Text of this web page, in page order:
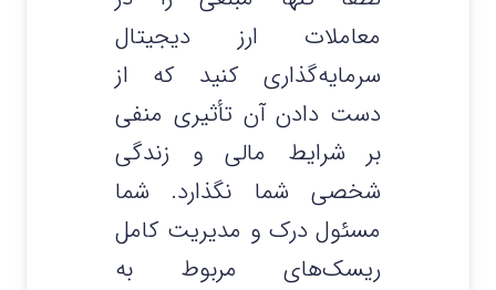
معاملات ارز دیجیتال
سرمایه‌گذاری کنید که از
دست دادن آن تأثیری منفی
بر شرایط مالی و زندگی
شخصی شما نگذارد. شما
مسئول درک و مدیریت کامل
ریسک‌های مربوط به